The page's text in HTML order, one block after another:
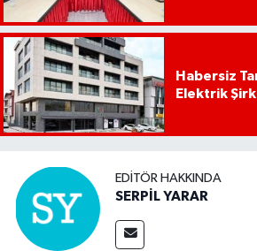
Habersiz
Elektrik
EDITÖR HAKKINDA
SERPİL YARAR